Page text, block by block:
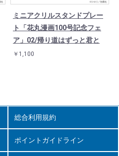
ミニアクリルスタンドプレー
ト「花丸漫画100号記念フェ
ア」02/帰り道はずっと君と
￥1,100
総合利用規約
ポイントガイドライン